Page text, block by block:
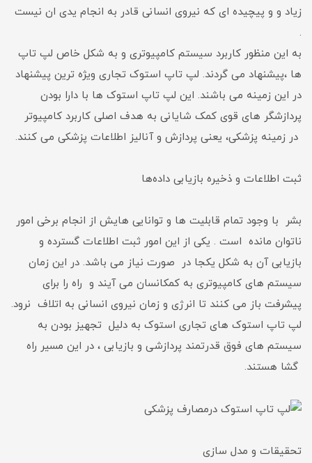
زیاد و و پیچیده ای که نیروی انسانی قادر به انجام یدی ان نیست
.
به این منظور کاربرد سیستم کامپیوتری و به شکل خاص لپ تاپ
ها ،پیشنهاد می گردند. لپ تاپ استوک تجاری ویژه ترین پیشنهاد
در این زمینه می باشند. این لپ تاپ استوک ها با دارا بودن
پردازشگر های قوی کمک شایانی به هدف اصلی کاربرد کامپیوتر
در زمینه پزشکی، یعنی پردازش و آنالیز اطلاعات پزشکی می کنند.
ثبت اطلاعات و ذخیره بازیابی داده‌ها
بشر با وجود تمام قابلیت ها و توانایی هایش از انجام برخی امور
ناتوان مانده است . یکی از این امور ثبت اطلاعات گسترده و
بازیابی آن به شکل یکجا در صورت نیاز می باشد. در این زمان
سیستم های کامپیوتری به کمکانسان می آیند و راه را برای
پیشرفت باز می کنند تا انرژی و زمان نیروی انسانی به اتلاف نرود.
لپ تاپ استوک های تجاری استوک به دلیل تجهیز بودن به
سیستم های فوق قدرتمند پردازشی و بازیابی ، در این مسیر راه
گشا هستند.
تحقیقات و مدل سازی